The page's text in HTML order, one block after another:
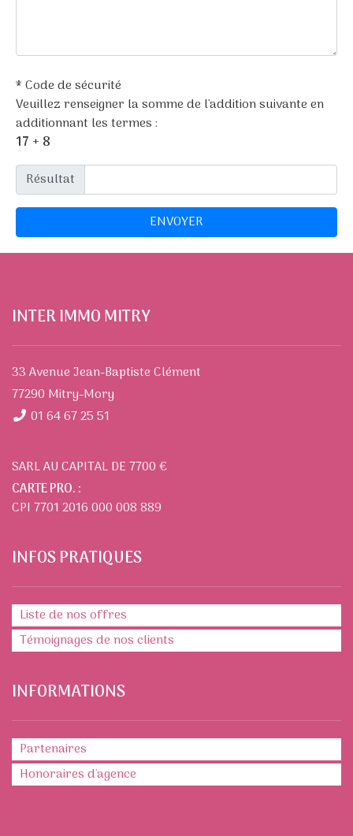
* Code de sécurité
Veuillez renseigner la somme de l'addition suivante en
additionnant les termes :
17 + 8
Résultat
ENVOYER
INTER IMMO MITRY
33 Avenue Jean-Baptiste Clément
77290 Mitry-Mory
01 64 67 25 51
SARL AU CAPITAL DE 7700 €
CARTE PRO. :
CPI 7701 2016 000 008 889
INFOS PRATIQUES
Liste de nos offres
Témoignages de nos clients
INFORMATIONS
Partenaires
Honoraires d'agence